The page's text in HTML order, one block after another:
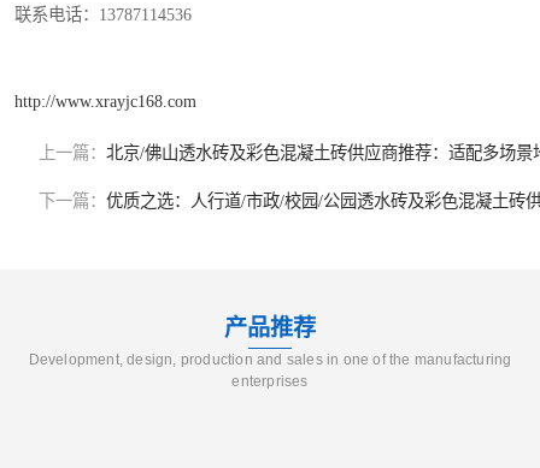
联系电话：13787114536
http://www.xrayjc168.com
上一篇： 北京/佛山透水砖及彩色混凝土砖供应商推荐：适配多场景
下一篇： 优质之选：人行道/市政/校园/公园透水砖及彩色混凝土砖
产品推荐
Development, design, production and sales in one of the manufacturing
enterprises